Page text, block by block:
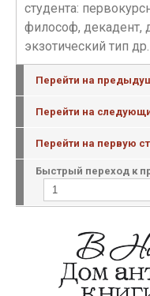
студента:
философ, декадент,
экзотический тип др.
Перейти на
Перейти на
Перейти на первую
Быстрый переход к